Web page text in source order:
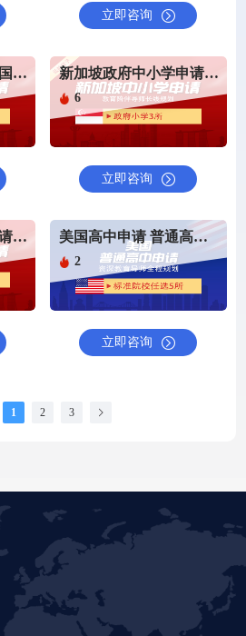
立即咨询
新加坡中小学申请（国际学校申请） 新加坡政府中小学申请（政府小学申请）
6
立即咨询
新加坡政府中小学申请（政府中学申请） 美国高中申请 普通高中（5所）（仅申请服务）
2
立即咨询
1 2 3